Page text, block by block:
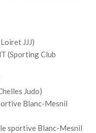
JJJ)
(Sporting Club
Judo)
Blanc-Mesnil
sportive Blanc-Mesnil